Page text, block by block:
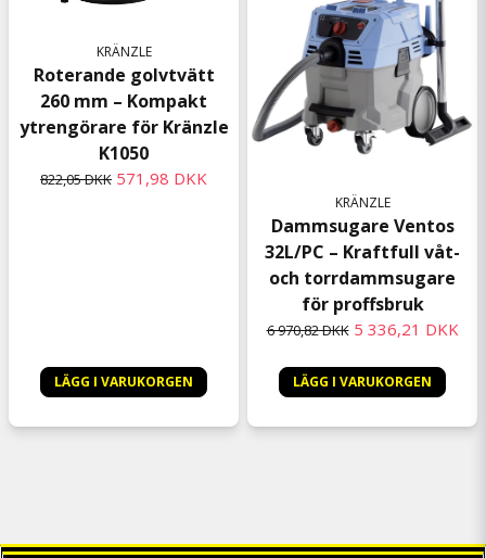
KRÄNZLE
Roterande golvtvätt
260 mm – Kompakt
ytrengörare för Kränzle
K1050
822,05 DKK 571,98 DKK
LÄGG I VARUKORGEN
KRÄNZLE
Dammsugare Ventos
32L/PC – Kraftfull våt-
och torrdammsugare
för proffsbruk
6 970,82 DKK 5 336,21 DKK
LÄGG I VARUKORGEN